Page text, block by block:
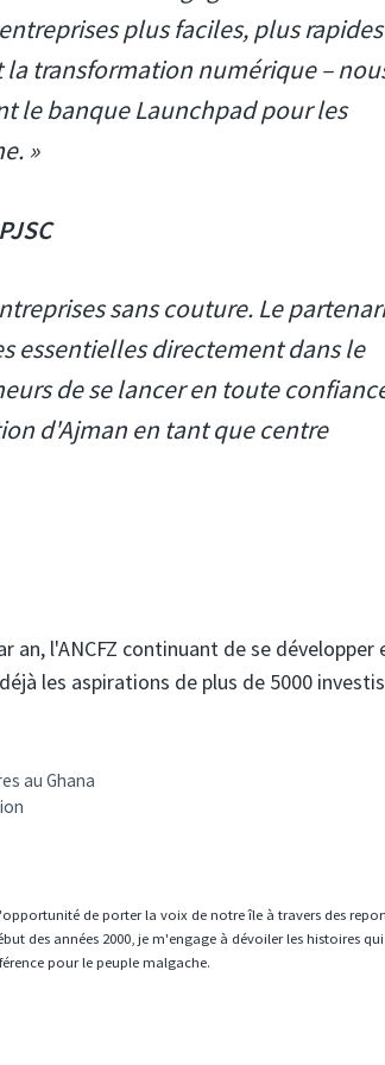
plus faciles, plus
transformation numérique –
le banque Launchpad pour les
»
sans couture. Le
essentielles directement dans le
de se lancer en toute
d'Ajman en tant que centre
an, l'ANCFZ continuant de se développer
les aspirations de plus de 5000
au Ghana
de porter la voix de notre île à travers des
des années 2000, je m'engage à dévoiler les histoires qui
pour le peuple malgache.